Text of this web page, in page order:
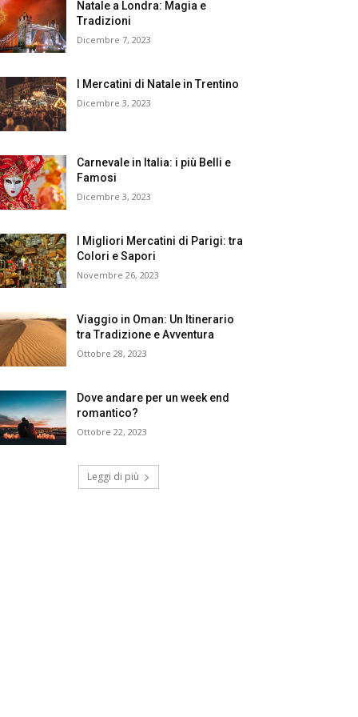
Natale a Londra: Magia e
Tradizioni
Dicembre 7, 2023
I Mercatini di Natale in Trentino
Dicembre 3, 2023
Carnevale in Italia: i più Belli e
Famosi
Dicembre 3, 2023
I Migliori Mercatini di Parigi: tra
Colori e Sapori
Novembre 26, 2023
Viaggio in Oman: Un Itinerario
tra Tradizione e Avventura
Ottobre 28, 2023
Dove andare per un week end
romantico?
Ottobre 22, 2023
Leggi di più